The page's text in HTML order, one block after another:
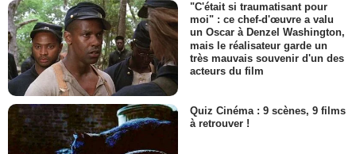
"C'était si traumatisant pour
moi" : ce chef-d'œuvre a valu
un Oscar à Denzel Washington,
mais le réalisateur garde un
très mauvais souvenir d'un des
acteurs du film
Quiz Cinéma : 9 scènes, 9 films
à retrouver !